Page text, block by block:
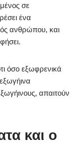
σε
ένα
ανθρώπου, και
όσο εξωφρενικά
απαιτούν
και ο